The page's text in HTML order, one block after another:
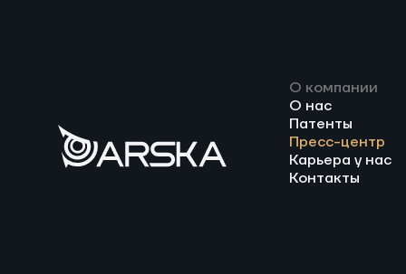
О компании
О нас
Патенты
Пресс-центр
Карьера у нас
Контакты